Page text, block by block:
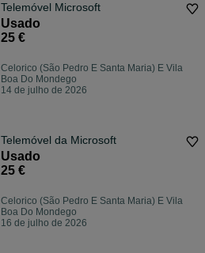
Telemóvel Microsoft
Usado
25 €
Celorico (São Pedro E Santa Maria) E Vila
Boa Do Mondego
14 de julho de 2026
Telemóvel da Microsoft
Usado
25 €
Celorico (São Pedro E Santa Maria) E Vila
Boa Do Mondego
16 de julho de 2026